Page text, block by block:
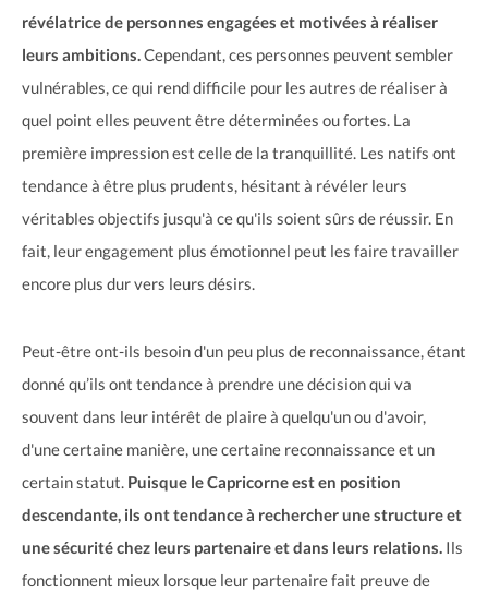
révélatrice de personnes engagées et motivées à réaliser
leurs ambitions.Cependant, ces personnes peuvent sembler
vulnérables, ce qui rend difficile pour les autres de réaliser à
quel point elles peuvent être déterminées ou fortes. La
première impression est celle de la tranquillité. Les natifs ont
tendance à être plus prudents, hésitant à révéler leurs
véritables objectifs jusqu'à ce qu'ils soient sûrs de réussir. En
fait, leur engagement plus émotionnel peut les faire travailler
encore plus dur vers leurs désirs.
Peut-être ont-ils besoin d'un peu plus de reconnaissance, étant
donné qu’ils ont tendance à prendre une décision qui va
souvent dans leur intérêt de plaire à quelqu'un ou d'avoir,
d'une certaine manière, une certaine reconnaissance et un
certain statut. Puisque le Capricorne est en position
descendante, ils ont tendance à rechercher une structure et
une sécurité chez leurs partenaire et dans leurs relations. Ils
fonctionnent mieux lorsque leur partenaire fait preuve de